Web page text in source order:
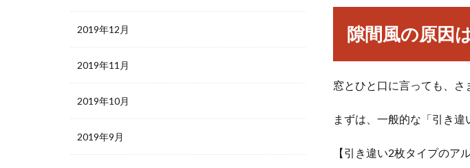
隙間風の原因
窓とひと口に言っても、さ
まずは、一般的な「引き違
【引き違い2枚タイプのア
2019年12月
2019年11月
2019年10月
2019年9月